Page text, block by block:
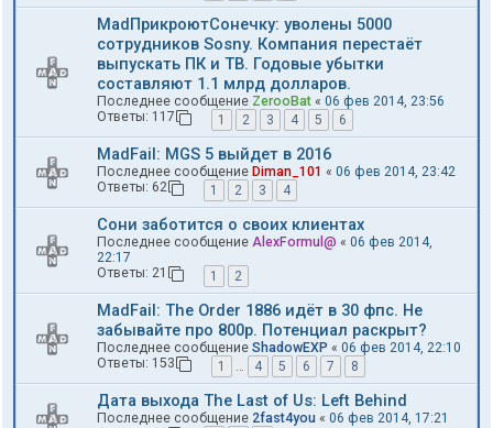
MadПрикроютСонечку: уволены 5000
сотрудников Sosny. Компания перестаёт
выпускать ПК и ТВ. Годовые убытки
составляют 1.1 млрд долларов.
Последнее сообщение ZerooBat « 06 фев 2014, 23:56
Ответы: 117 1 2 3 4 5 6
MadFail: MGS 5 выйдет в 2016
Последнее сообщение Diman_101 « 06 фев 2014, 23:42
Ответы: 62 1 2 3 4
Сони заботится о своих клиентах
Последнее сообщение AlexFormul@ « 06 фев 2014,
22:17
Ответы: 21 1 2
MadFail: The Order 1886 идёт в 30 фпс. Не
забывайте про 800р. Потенциал раскрыт?
Последнее сообщение ShadowEXP « 06 фев 2014, 22:10
Ответы: 153 1 … 4 5 6 7 8
Дата выхода The Last of Us: Left Behind
Последнее сообщение 2fast4you « 06 фев 2014, 17:21